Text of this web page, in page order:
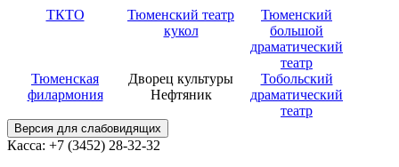
ТКТО
Тюменский театр
кукол
Тюменский
большой
драматический
театр
Тюменская
филармония
Дворец культуры
Нефтяник
Тобольский
драматический
театр
Версия для слабовидящих
Касса: +7 (3452) 28-32-32